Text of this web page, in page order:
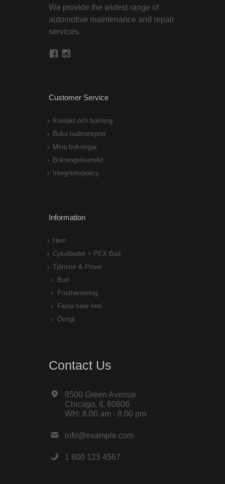
We provide the widest range of
automotive maintenance and repair
services.
Customer Service
Kontakt och bokning
Boka budtransport
Mina bokningar
Bokningsöversikt
Integritetspolicy
Information
Hem
Cykelbudet + PEX Bud
Tjänster & Priser
Bud
Posthantering
Fasta turer mm
Övrigt
Contact Us
8500 Green Avenue
Chicago, IL 60606
WH: 8.00 am - 8.00 pm
info@example.com
1 800 123 4567